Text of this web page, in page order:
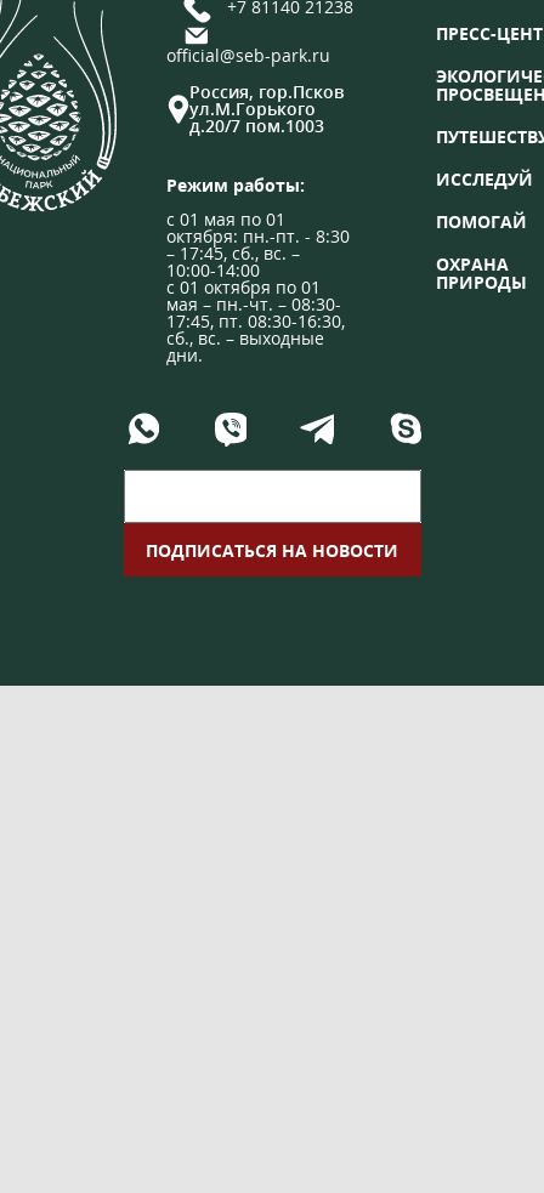
+7 81140 21238
official@seb-park.ru
Россия, гор.Псков
ул.М.Горького
д.20/7 пом.1003
Режим работы:
с 01 мая по 01
октября: пн.-пт. - 8:30
– 17:45, сб., вс. –
10:00-14:00
с 01 октября по 01
мая – пн.-чт. – 08:30-
17:45, пт. 08:30-16:30,
сб., вс. – выходные
дни.
ПРЕСС-
ИССЛЕДУЙ
ПОМОГАЙ
ОХРАНА
ПРИРОДЫ